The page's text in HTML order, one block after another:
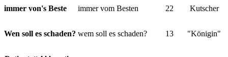
immer von's Beste immer vom Besten 22 Kutscher
Wen soll es schaden? wem soll es schaden? 13 "Königin"